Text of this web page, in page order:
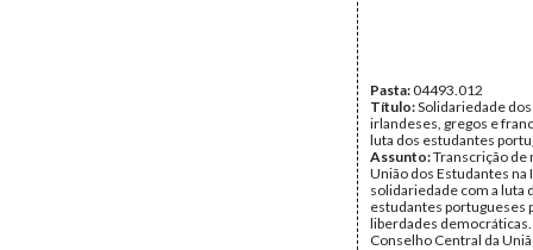
Pasta:04493.012
Título:Solidariedade
irlandeses, gregos e
luta dos estudantes
Assunto:Transcrição de
União dos Estudantes na
solidariedade com a luta
estudantes portugueses
liberdades democráticas.
Conselho Central da